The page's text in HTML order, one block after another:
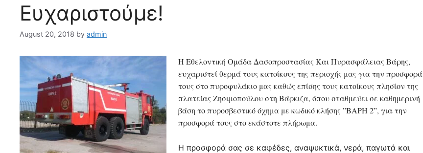
Ευχαριστούμε!
August 20, 2018 by admin
Η Εθελοντική Ομάδα Δασοπροστασίας Και Πυρασφάλειας Βάρης,
ευχαριστεί θερμά τους κατοίκους της περιοχής μας για την προσφορά
τους στο πυροφυλάκιο μας καθώς επίσης τους κατοίκους πλησίον της
πλατείας Ζησιμοπούλου στη Βάρκιζα, όπου σταθμεύει σε καθημερινή
βάση το πυροσβεστικό όχημα με κωδικό κλήσης ”ΒΑΡΗ 2”, για την
προσφορά τους στο εκάστοτε πλήρωμα.
Η προσφορά σας σε καφέδες, αναψυκτικά, νερά, παγωτά και